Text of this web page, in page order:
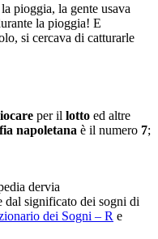
pioggia, la gente usava
la pioggia! E
si cercava di catturarle
per il lotto ed altre
napoletana è il numero 7;
dervia
dal significato dei sogni di
dei Sogni – R e